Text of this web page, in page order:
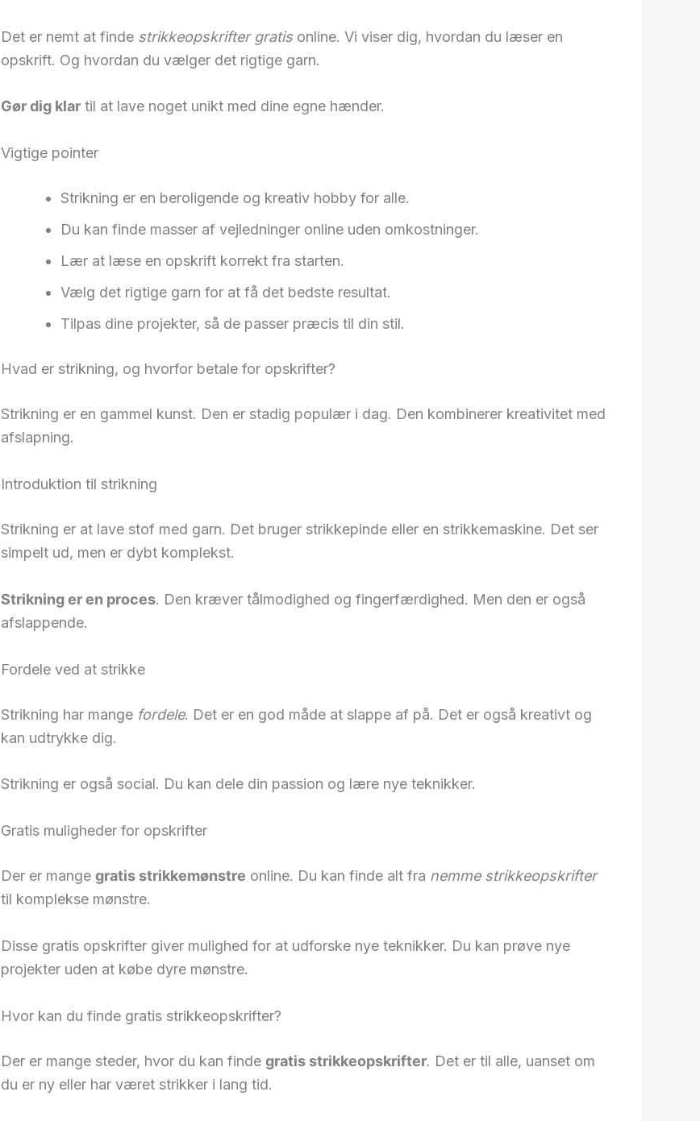
Det er nemt at finde strikkeopskrifter gratis online. Vi viser dig, hvordan du læser en
opskrift. Og hvordan du vælger det rigtige garn.
Gør dig klar til at lave noget unikt med dine egne hænder.
Vigtige pointer
Strikning er en beroligende og kreativ hobby for alle.
Du kan finde masser af vejledninger online uden omkostninger.
Lær at læse en opskrift korrekt fra starten.
Vælg det rigtige garn for at få det bedste resultat.
Tilpas dine projekter, så de passer præcis til din stil.
Hvad er strikning, og hvorfor betale for opskrifter?
Strikning er en gammel kunst. Den er stadig populær i dag. Den kombinerer kreativitet med
afslapning.
Introduktion til strikning
Strikning er at lave stof med garn. Det bruger strikkepinde eller en strikkemaskine. Det ser
simpelt ud, men er dybt komplekst.
Strikning er en proces. Den kræver tålmodighed og fingerfærdighed. Men den er også
afslappende.
Fordele ved at strikke
Strikning har mange fordele. Det er en god måde at slappe af på. Det er også kreativt og
kan udtrykke dig.
Strikning er også social. Du kan dele din passion og lære nye teknikker.
Gratis muligheder for opskrifter
Der er mange gratis strikkemønstre online. Du kan finde alt fra nemme strikkeopskrifter
til komplekse mønstre.
Disse gratis opskrifter giver mulighed for at udforske nye teknikker. Du kan prøve nye
projekter uden at købe dyre mønstre.
Hvor kan du finde gratis strikkeopskrifter?
Der er mange steder, hvor du kan finde gratis strikkeopskrifter. Det er til alle, uanset om
du er ny eller har været strikker i lang tid.